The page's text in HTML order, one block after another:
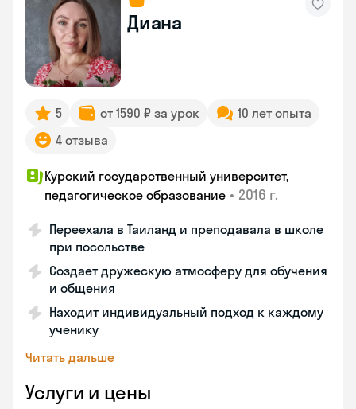
Диана
5 от 1590 ₽ за урок
10 лет опыта
4 отзыва
Курский государственный университет,
педагогическое образование • 2016 г.
Переехала в Таиланд и преподавала в школе
при посольстве
Создает дружескую атмосферу для обучения
и общения
Находит индивидуальный подход к каждому
ученику
Читать дальше
Услуги и цены